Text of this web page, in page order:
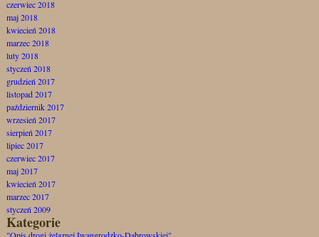
czerwiec 2018
maj 2018
kwiecień 2018
marzec 2018
luty 2018
styczeń 2018
grudzień 2017
listopad 2017
październik 2017
wrzesień 2017
sierpień 2017
lipiec 2017
czerwiec 2017
maj 2017
kwiecień 2017
marzec 2017
styczeń 2009
Kategorie
"Opis drogi żelaznej Iwangrodzko-Dąbrowskiej"